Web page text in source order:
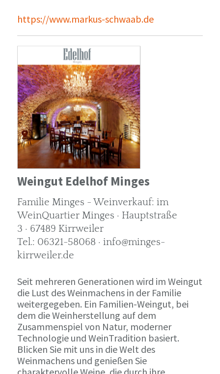
https://www.markus-schwaab.de
Weingut Edelhof Minges
Familie Minges - Weinverkauf: im
WeinQuartier Minges · Hauptstraße
3 · 67489 Kirrweiler
Tel.: 06321-58068 · info@minges-
kirrweiler.de
Seit mehreren Generationen wird im Weingut
die Lust des Weinmachens in der Familie
weitergegeben. Ein Familien-Weingut, bei
dem die Weinherstellung auf dem
Zusammenspiel von Natur, moderner
Technologie und WeinTradition basiert.
Blicken Sie mit uns in die Welt des
Weinmachens und genießen Sie